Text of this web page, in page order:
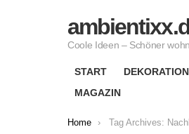
Coole Ideen – Schöner
START
MAGAZIN
You are here:
Home Tag Archives: